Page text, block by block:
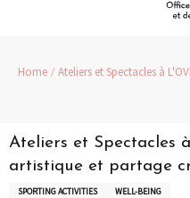
Home Ateliers et Spectacles à
Ateliers et Spectacles
artistique et partage
SPORTING ACTIVITIES WELL-BEING